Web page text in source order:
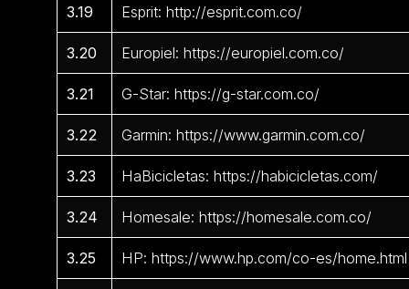
3.19 Esprit: http://esprit.com.co/
3.20 Europiel: https://europiel.com.co/
3.21 G-Star: https://g-star.com.co/
3.22 Garmin: https://www.garmin.com.co/
3.23 HaBicicletas: https://habicicletas.com/
3.24 Homesale: https://homesale.com.co/
3.25 HP: https://www.hp.com/co-es/home.html